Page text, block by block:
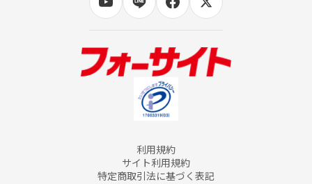
利用規約
サイト利用規約
特定商取引法に基づく表記